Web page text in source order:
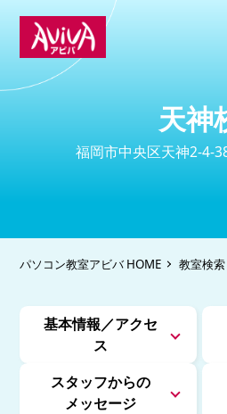
天神
福岡市中央区天神2-4-
パソコン教室アビバ HOME 教室検索
基本情報／アクセ
ス
スタッフからの
メッセージ